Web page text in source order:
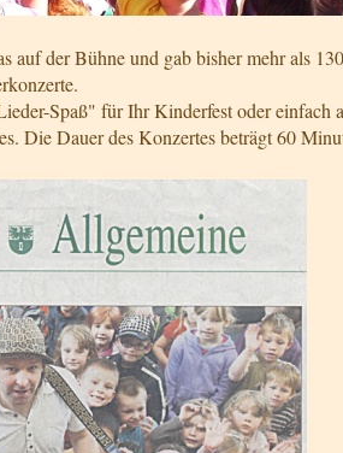
auf der Bühne und gab bisher mehr als
Spaß" für Ihr Kinderfest oder einfach
Die Dauer des Konzertes beträgt 60